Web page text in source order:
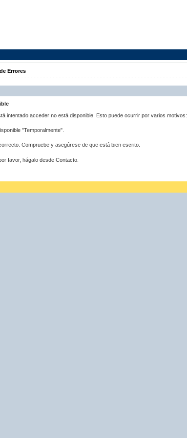
Errores
intentado acceder no está disponible. Esto puede ocurrir por varios motivos:
"Temporalmente".
Compruebe y asegúrese de que está bien escrito.
favor, hágalo desde Contacto.